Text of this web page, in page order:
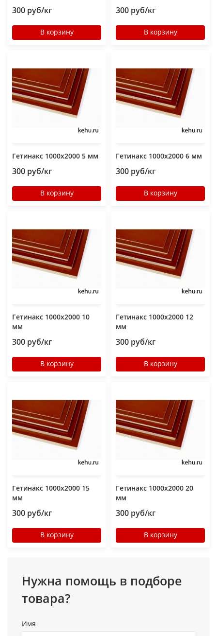
300 руб/кг
В корзину
300 руб/кг
В корзину
Гетинакс 1000х2000 5 мм
300 руб/кг
В корзину
Гетинакс 1000х2000 6 мм
300 руб/кг
В корзину
Гетинакс 1000х2000 10
мм
300 руб/кг
В корзину
Гетинакс 1000х2000 12
мм
300 руб/кг
В корзину
Гетинакс 1000х2000 15
мм
300 руб/кг
В корзину
Гетинакс 1000х2000 20
мм
300 руб/кг
В корзину
Нужна помощь в подборе
товара?
Имя